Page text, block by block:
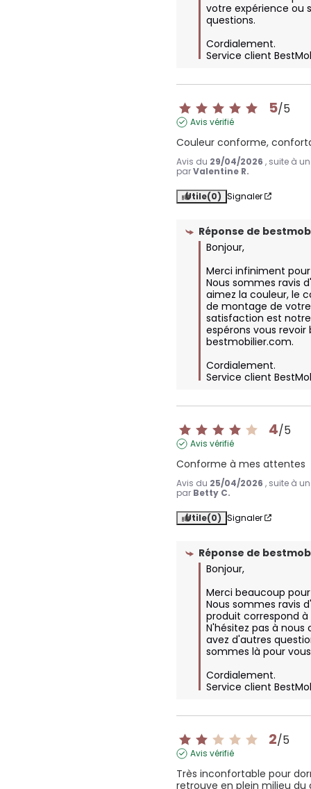
votre expérience ou
questions.
Cordialement.
Service client
5/5
Avis vérifié
Couleur conforme,
Avis du 29/04/2026 , suite à
parValentine R.
Utile(0) Signaler
Réponse de
Bonjour,
Merci infiniment
Nous sommes ravis
aimez la couleur, le
de montage de
satisfaction est
espérons vous
bestmobilier.com.
Cordialement.
Service client
4/5
Avis vérifié
Conforme à mes attentes
Avis du 25/04/2026 , suite à
par Betty C.
Utile(0) Signaler
Réponse de
Bonjour,
Merci beaucoup
Nous sommes ravis
produit correspond
N'hésitez pas à
avez d'autres
sommes là pour
Cordialement.
Service client
2/5
Avis vérifié
Très inconfortable pour
retrouve en plein milieu du